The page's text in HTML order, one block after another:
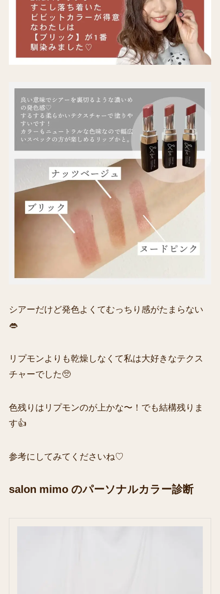
シアーだけど発色よくてむっちり感がたまらない
👄
リプモンよりも乾燥しなくて私は大好きなテクス
チャーでした🥺
色残りはリプモンのが上かな〜！でも結構残りま
す👍
参考にしてみてくださいね♡
salon mimo のパーソナルカラー診断